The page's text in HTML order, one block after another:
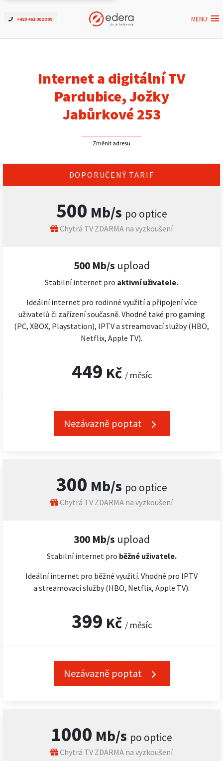
+420 461 002 999 MENU
Ověřit dostupnost
ČEZNET TV
Podpora
Kontakt
Internet a digitální TV
Pardubice, Jožky
Jabůrkové 253
Změnit adresu
300 Mb/s po optice
Chytrá TV ZDARMA na vyzkoušení
300 Mb/s upload
Stabilní internet pro běžné uživatele.
Ideální internet pro běžné využití. Vhodné pro IPTV
a streamovací služby (HBO, Netflix, Apple TV).
399 Kč / měsíc
Nezávazně poptat
DOPORUČENÝ TARIF
500 Mb/s po optice
Chytrá TV ZDARMA na vyzkoušení
500 Mb/s upload
Stabilní internet pro aktivní uživatele.
Ideální internet pro rodinné využití a připojení více
uživatelů či zařízení současně. Vhodné také pro gaming
(PC, XBOX, Playstation), IPTV a streamovací služby (HBO,
Netflix, Apple TV).
449 Kč / měsíc
Nezávazně poptat
1000 Mb/s po optice
Chytrá TV ZDARMA na vyzkoušení